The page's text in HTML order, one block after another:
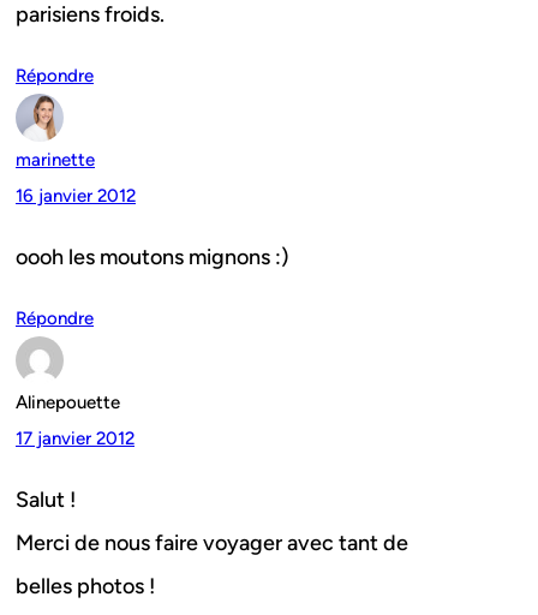
parisiens froids.
Répondre
marinette
16 janvier 2012
oooh les moutons mignons :)
Répondre
Alinepouette
17 janvier 2012
Salut !
Merci de nous faire voyager avec tant de
belles photos !